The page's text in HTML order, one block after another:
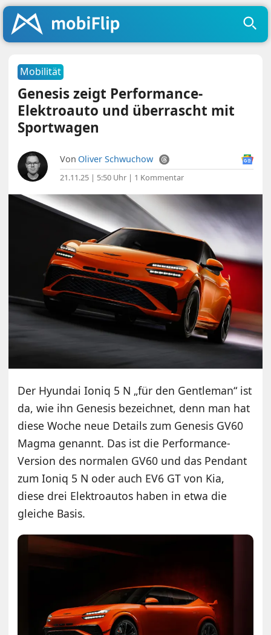
Mobilität
Genesis zeigt Performance-
Elektroauto und überrascht mit
Sportwagen
Von Oliver Schwuchow
21.11.25 | 5:50 Uhr | 1 Kommentar
Der Hyundai Ioniq 5 N „für den Gentleman“ ist
da, wie ihn Genesis bezeichnet, denn man hat
diese Woche neue Details zum Genesis GV60
Magma genannt. Das ist die Performance-
Version des normalen GV60 und das Pendant
zum Ioniq 5 N oder auch EV6 GT von Kia,
diese drei Elektroautos haben in etwa die
gleiche Basis.